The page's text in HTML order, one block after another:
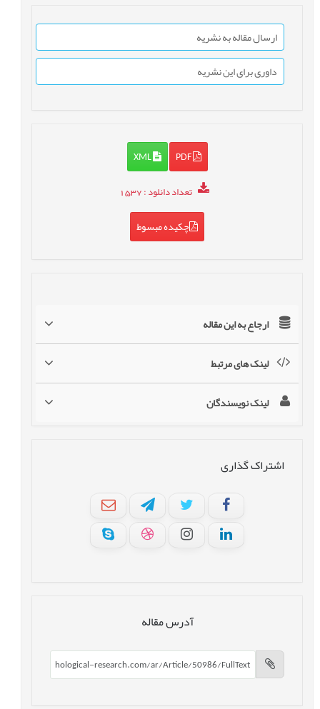
ارسال مقاله به نشریه
داوری برای این نشریه
PDF
XML
تعداد دانلود: 1537
چکیده مبسوط
ارجاع به این مقاله
لینک های مرتبط
لینک نویسندگان
اشتراک گذاری
آدرس مقاله